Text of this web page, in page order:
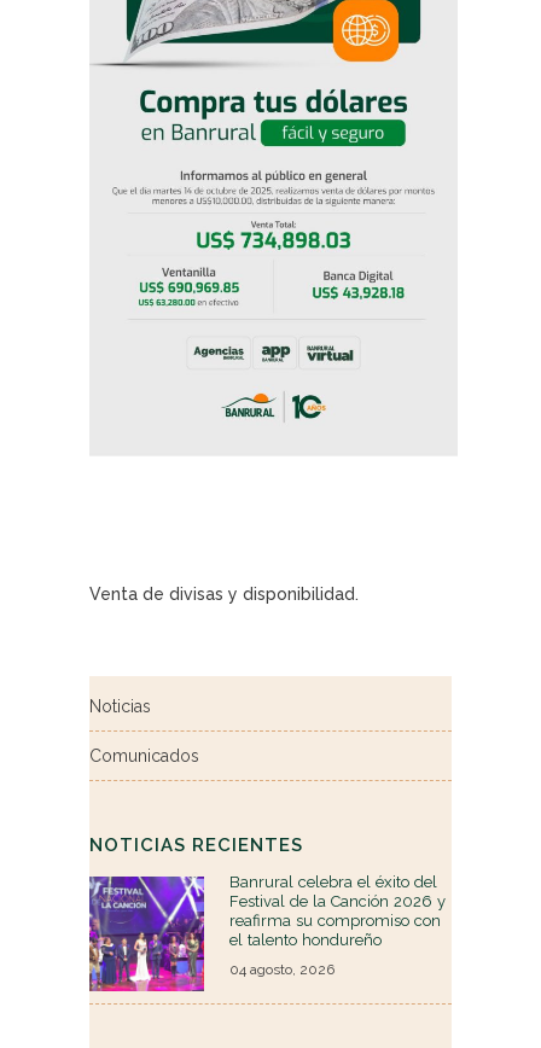
Venta de divisas y disponibilidad.
Noticias
Comunicados
NOTICIAS RECIENTES
Banrural celebra el éxito del
Festival de la Canción 2026 y
reafirma su compromiso con
el talento hondureño
04 agosto, 2026